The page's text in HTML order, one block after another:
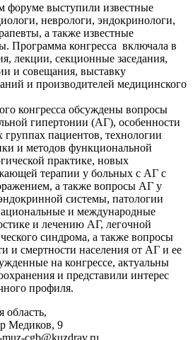
форуме выступили известные
неврологи, эндокринологи,
а также известные
Программа конгресса включала в
лекции, секционные заседания,
и совещания, выставку
и производителей медицинского
конгресса обсуждены вопросы
гипертонии (АГ), особенности
пациентов, технологии
и методов функциональной
практике, новых
терапии у больных с АГ с
а также вопросы АГ у
системы, патологии
и международные
и лечению АГ, легочной
синдрома, а также вопросы
и смертности населения от АГ и ее
на конгрессе, актуальны
и представили интерес
профиля.
область,
Медиков, 9
cgb@kuzdrav.ru